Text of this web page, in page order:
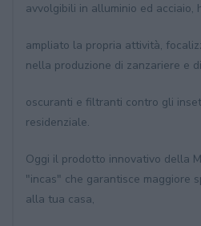
avvolgibili in alluminio ed acciaio,
ampliato la propria attività,
nella produzione di zanzariere e
oscuranti e filtranti contro gli
residenziale.
Oggi il prodotto innovativo della
"incas" che garantisce maggiore
alla tua casa,